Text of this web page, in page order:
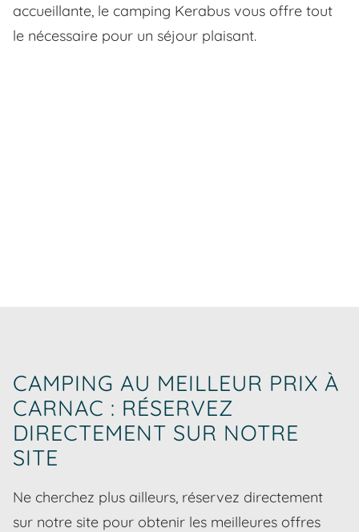
accueillante, le camping Kerabus vous offre tout
le nécessaire pour un séjour plaisant.
CAMPING AU MEILLEUR PRIX À
CARNAC : RÉSERVEZ
DIRECTEMENT SUR NOTRE
SITE
Ne cherchez plus ailleurs, réservez directement
sur notre site pour obtenir les meilleures offres